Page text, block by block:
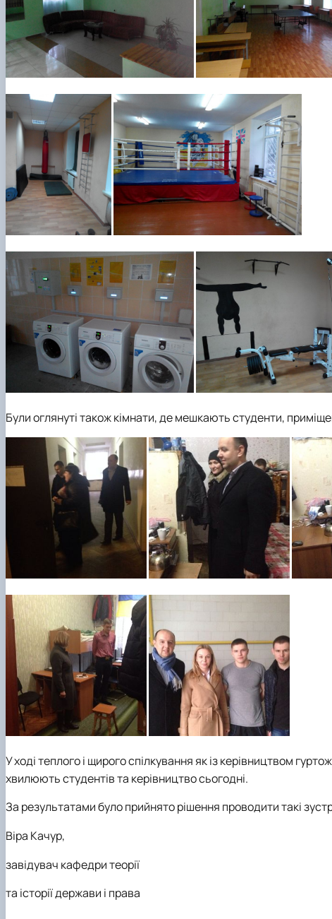
Були оглянуті також кімнати, де мешкають студенти,
У ході теплого і щирого спілкування як із керівництвом
хвилюють студентів та керівництво сьогодні.
За результатами було прийнято рішення проводити такі
Віра Качур,
завідувач кафедри теорії
та історії держави і права